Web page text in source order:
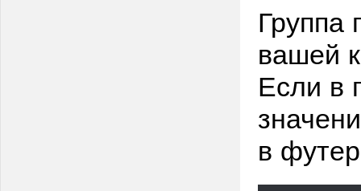
Группа
вашей
Если в
в